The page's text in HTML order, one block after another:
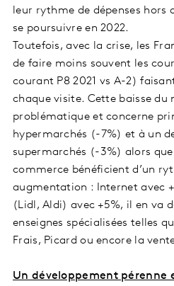
leur rythme de dépenses
se poursuivre en 2022.
Toutefois, avec la crise, les
de faire moins souvent les
courant P8 2021 vs A-2)
chaque visite. Cette baisse du
problématique et concerne
hypermarchés (-7%) et à un
supermarchés (-3%) alors que
commerce bénéficient d’un
augmentation : Internet avec +
(Lidl, Aldi) avec +5%, il en va
enseignes spécialisées telles
Frais, Picard ou encore la
Un développement pérenne